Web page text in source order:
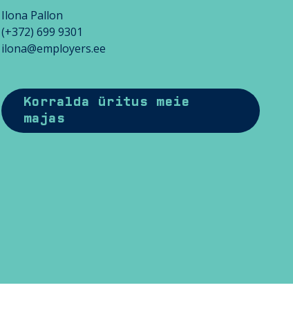
a
t
a
j
a
Ilona Pallon
(+372) 699 9301
ilona@employers.ee
Korralda üritus meie
majas